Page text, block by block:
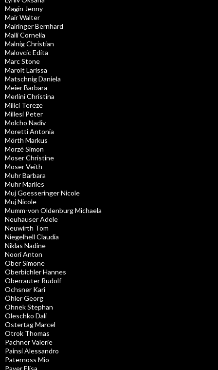
Magin Jenny
Mair Walter
Mairinger Bernhard
Malli Cornelia
Malnig Christian
Malovcic Edita
Marc Stone
Marolt Larissa
Matschnig Daniela
Meier Barbara
Merlini Christina
Milici Tereze
Millesi Peter
Molcho Nadiv
Moretti Antonia
Mörth Markus
Morzé Simon
Moser Christine
Moser Veith
Muhr Barbara
Muhr Marlies
Muj Goesseringer Nicole
Muj Nicole
Mumm-von Oldenburg Michaela
Neuhauser Adele
Neuwirth Tom
Niegelhell Claudia
Niklas Nadine
Noori Anton
Ober Simone
Oberbichler Hannes
Oberrauter Rudolf
Ochsner Kari
Öhler Georg
Ohnek Stephan
Oleschko Dali
Ostertag Marcel
Otrok Thomas
Pachner Valerie
Painsi Alessandro
Paternoss Mio